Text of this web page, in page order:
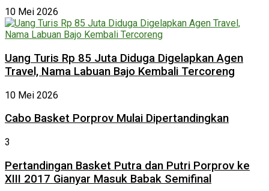
10 Mei 2026
Uang Turis Rp 85 Juta Diduga Digelapkan Agen
Travel, Nama Labuan Bajo Kembali Tercoreng
10 Mei 2026
Cabo Basket Porprov Mulai Dipertandingkan
3
Pertandingan Basket Putra dan Putri Porprov ke
XIII 2017 Gianyar Masuk Babak Semifinal